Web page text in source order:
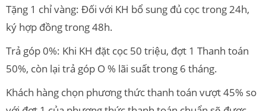
Tặng 1 chỉ vàng: Đối với KH bổ sung đủ cọc trong 24h,
ký hợp đồng trong 48h.
Trả góp 0%: Khi KH đặt cọc 50 triệu, đợt 1 Thanh toán
50%, còn lại trả góp O % lãi suất trong 6 tháng.
Khách hàng chọn phương thức thanh toán vượt 45% so